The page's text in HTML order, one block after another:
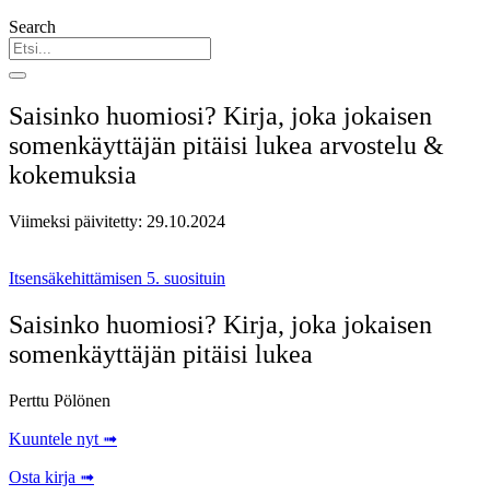
Search
Saisinko huomiosi? Kirja, joka jokaisen
somenkäyttäjän pitäisi lukea arvostelu &
kokemuksia
Viimeksi päivitetty: 29.10.2024
Itsensäkehittämisen 5. suosituin
Saisinko huomiosi? Kirja, joka jokaisen
somenkäyttäjän pitäisi lukea
Perttu Pölönen
Kuuntele nyt ➟
Osta kirja ➟